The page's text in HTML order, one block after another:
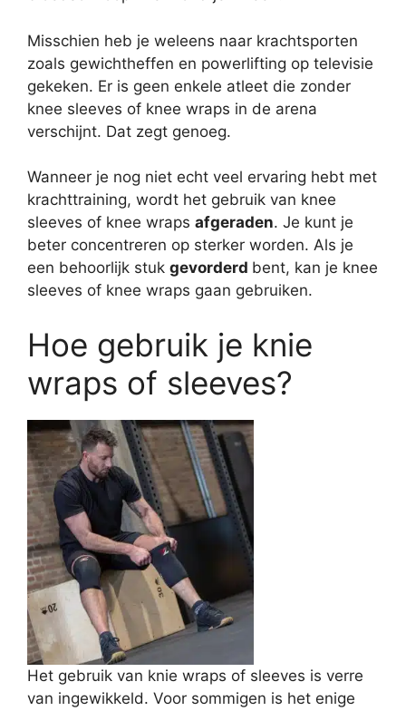
Misschien heb je weleens naar krachtsporten
zoals gewichtheffen en powerlifting op televisie
gekeken. Er is geen enkele atleet die zonder
knee sleeves of knee wraps in de arena
verschijnt. Dat zegt genoeg.
Wanneer je nog niet echt veel ervaring hebt met
krachttraining, wordt het gebruik van knee
sleeves of knee wraps afgeraden. Je kunt je
beter concentreren op sterker worden. Als je
een behoorlijk stuk gevorderd bent, kan je knee
sleeves of knee wraps gaan gebruiken.
Hoe gebruik je knie
wraps of sleeves?
Het gebruik van knie wraps of sleeves is verre
van ingewikkeld. Voor sommigen is het enige